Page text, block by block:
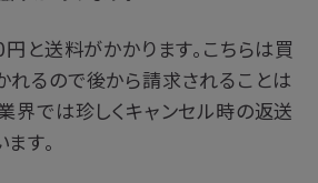
と送料がかかります。こちらは買
れるので後から請求されることは
界では珍しくキャンセル時の返送
す。